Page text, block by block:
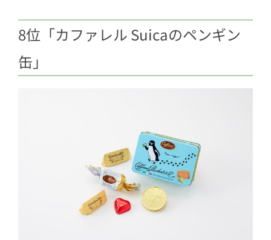
8位「カファレル Suicaのペンギン
缶」